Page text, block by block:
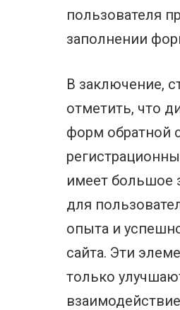
пользователя
заполнении
В заключение,
отметить, что
форм обратной
имеет большое
для
опыта и
сайта. Эти
только